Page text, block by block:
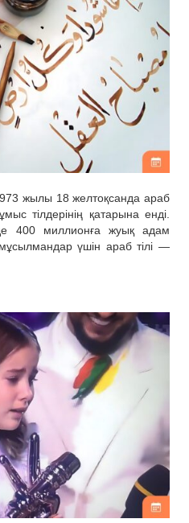
жылы 18 желтоқсанда араб
тілдерінің қатарына енді.
400 миллионға жуық адам
үшін араб тілі —